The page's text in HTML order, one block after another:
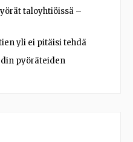
taloyhtiöissä –
yli ei pitäisi tehdä
pyöräteiden